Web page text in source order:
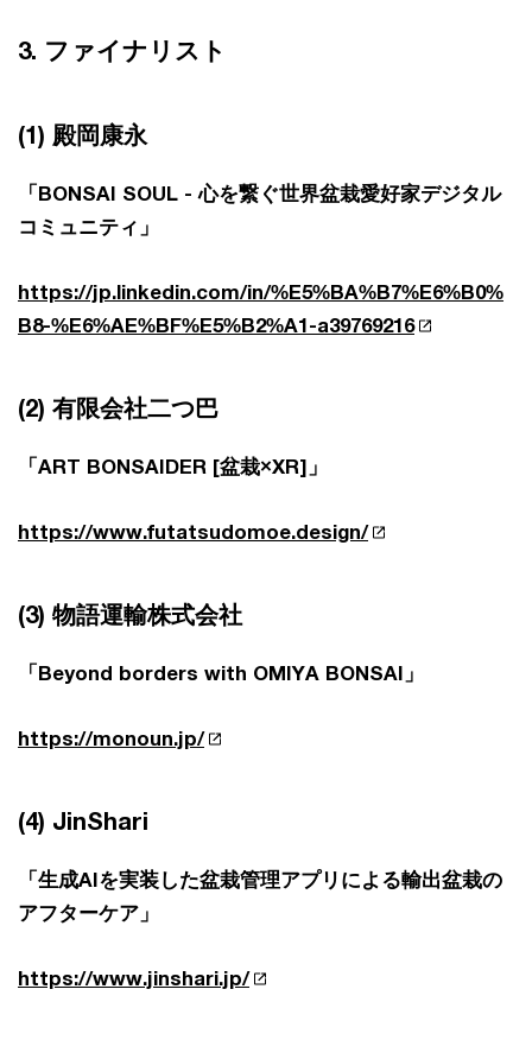
3. ファイナリスト
(1) 殿岡康永
「BONSAI SOUL - 心を繋ぐ世界盆栽愛好家デジタル
コミュニティ」
https://jp.linkedin.com/in/%E5%BA%B7%E6%B0%
B8-%E6%AE%BF%E5%B2%A1-a39769216
(2) 有限会社二つ巴
「ART BONSAIDER [盆栽×XR]」
https://www.futatsudomoe.design/
(3) 物語運輸株式会社
「Beyond borders with OMIYA BONSAI」
https://monoun.jp/
(4) JinShari
「生成AIを実装した盆栽管理アプリによる輸出盆栽の
アフターケア」
https://www.jinshari.jp/